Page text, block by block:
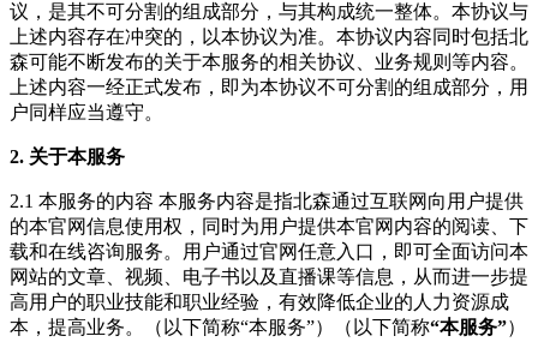
议，是其不可分割的组成部分，与其构成统一整体。本协议与
上述内容存在冲突的，以本协议为准。本协议内容同时包括北
森可能不断发布的关于本服务的相关协议、业务规则等内容。
上述内容一经正式发布，即为本协议不可分割的组成部分，用
户同样应当遵守。
2. 关于本服务
2.1 本服务的内容 本服务内容是指北森通过互联网向用户提供
的本官网信息使用权，同时为用户提供本官网内容的阅读、下
载和在线咨询服务。用户通过官网任意入口，即可全面访问本
网站的文章、视频、电子书以及直播课等信息，从而进一步提
高用户的职业技能和职业经验，有效降低企业的人力资源成
本，提高业务。（以下简称“本服务”）（以下简称“本服务”）